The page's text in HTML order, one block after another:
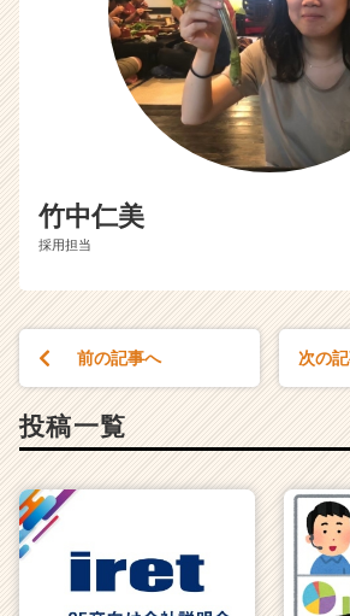
竹中仁美
採用担当
前の記事へ 次の
投稿一覧